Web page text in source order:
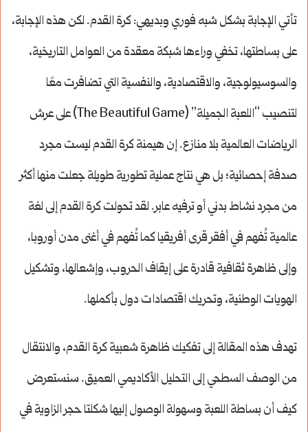
تأتي الإجابة بشكل شبه فوري وبديهي: كرة القدم. لكن هذه الإجابة،
على بساطتها، تخفي وراءها شبكة معقدة من العوامل التاريخية،
والسوسيولوجية، والاقتصادية، والنفسية التي تضافرت معًا
لتنصيب “اللعبة الجميلة” (The Beautiful Game) على عرش
الرياضات العالمية بلا منازع. إن هيمنة كرة القدم ليست مجرد
صدفة إحصائية؛ بل هي نتاج عملية تطورية طويلة جعلت منها أكثر
من مجرد نشاط بدني أو ترفيه عابر. لقد تحولت كرة القدم إلى لغة
عالمية تُفهم في أفقر قرى أفريقيا كما تُفهم في أغنى مدن أوروبا،
وإلى ظاهرة ثقافية قادرة على إيقاف الحروب، وإشعالها، وتشكيل
الهويات الوطنية، وتحريك اقتصادات دول بأكملها.
تهدف هذه المقالة إلى تفكيك ظاهرة شعبية كرة القدم، والانتقال
من الوصف السطحي إلى التحليل الأكاديمي العميق. سنستعرض
كيف أن بساطة اللعبة وسهولة الوصول إليها شكلتا حجر الزاوية في